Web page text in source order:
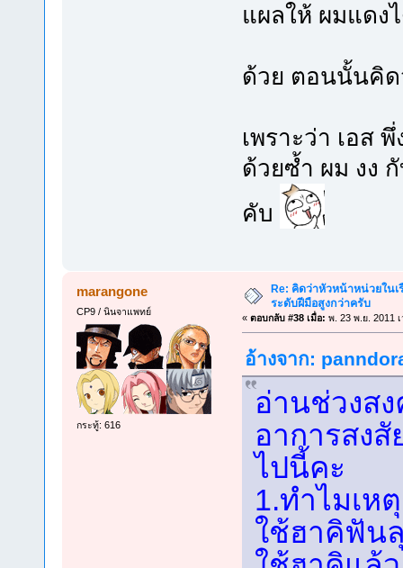
แผลให้ ผมแดง
ด้วย ตอนนั้นคิด
เพราะว่า เอส
ด้วยซ้ำ ผม งง
คับ
marangone
CP9 / นินจาแพทย์
กระทู้: 616
Re: คิดว่าหัวหน้าหน่วยใน
ระดับฝีมือสูงกว่าครับ
« ตอบกลับ #38 เมื่อ: พ. 23 พ.ย. 2011
อ้างจาก:
อ่านช่วงส
อาการสง
ไปนี้คะ
1.ทำไมเห
ใช้ฮาคิฟัน